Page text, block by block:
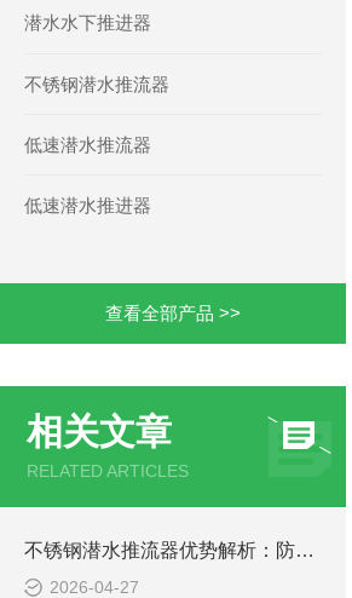
潜水水下推进器
不锈钢潜水推流器
低速潜水推流器
低速潜水推进器
查看全部产品 >>
相关文章
RELATED ARTICLES
不锈钢潜水推流器优势解析：防腐耐用污水处理设备
2026-04-27